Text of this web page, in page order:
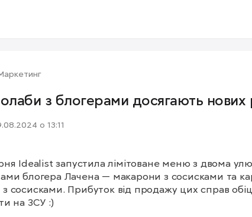
з блогерами досягають нових
о 13:11
Idealist запустила лімітоване меню з двома
блогера Лачена — макарони з сосисками та
сосисками. Прибуток від продажу цих справ
на ЗСУ :)